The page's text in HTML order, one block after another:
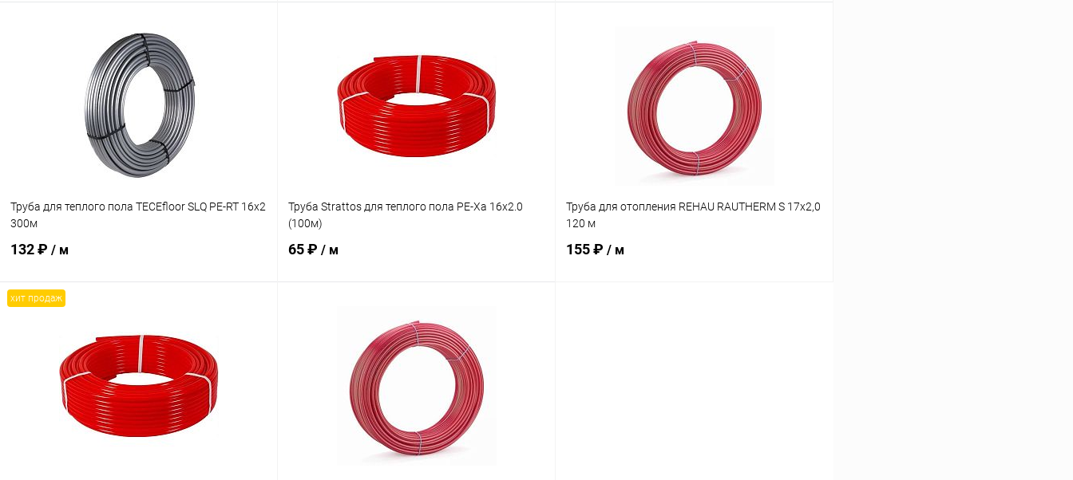
В корзину
Купить в 1 клик Сравнение
В избранное заказ 3-5 дней
Купить в 1 клик Сравнение
В избранное заказ 3-5 дней
Купить в 1 клик Сравнение
В избранное заказ 3-5 дней
Труба для теплого пола TECEfloor SLQ РЕ-RT 16x2
300м
132 ₽ / м
Купить в 1 клик Сравнение
В избранное заказ 3-5 дней
Труба Strattos для теплого пола PE-Xa 16х2.0
(100м)
65 ₽ / м
Купить в 1 клик Сравнение
В избранное В наличии
Труба для отопления REHAU RAUTHERM S 17х2,0
120 м
155 ₽ / м
хит продаж